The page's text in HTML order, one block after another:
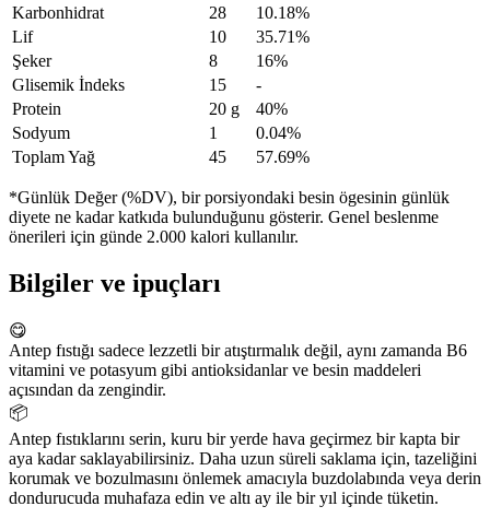
Karbonhidrat
28
10.18%
Lif
10
35.71%
Şeker
8
16%
Glisemik İndeks
15
-
Protein
20 g
40%
Sodyum
1
0.04%
Toplam Yağ
45 57.69%
*Günlük Değer (%DV), bir porsiyondaki besin ögesinin günlük
diyete ne kadar katkıda bulunduğunu gösterir. Genel beslenme
önerileri için günde 2.000 kalori kullanılır.
Bilgiler ve ipuçları
😋
Antep fıstığı sadece lezzetli bir atıştırmalık değil, aynı zamanda B6
vitamini ve potasyum gibi antioksidanlar ve besin maddeleri
açısından da zengindir.
📦
Antep fıstıklarını serin, kuru bir yerde hava geçirmez bir kapta bir
aya kadar saklayabilirsiniz. Daha uzun süreli saklama için, tazeliğini
korumak ve bozulmasını önlemek amacıyla buzdolabında veya derin
dondurucuda muhafaza edin ve altı ay ile bir yıl içinde tüketin.